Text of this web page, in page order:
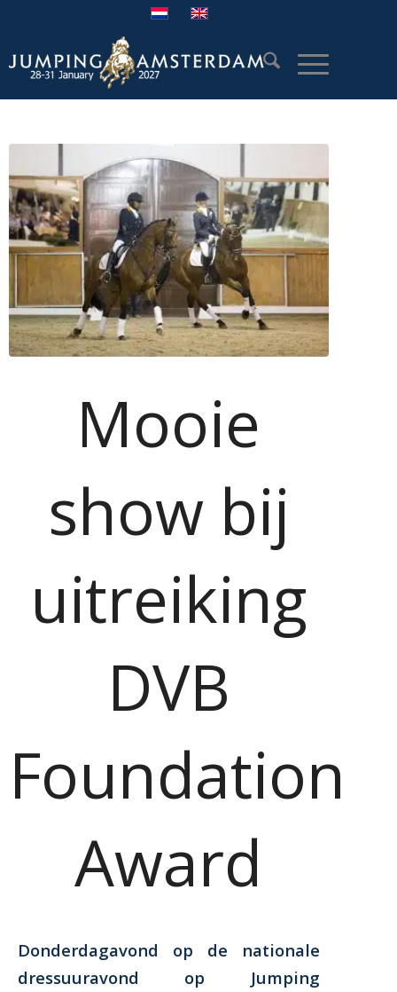
Mooie
show bij
uitreiking
DVB
Foundation
Award
Donderdagavond op de nationale
dressuuravond op Jumping